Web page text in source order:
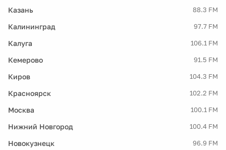
Казань 88.3 FM
Калининград 97.7 FM
Калуга 106.1 FM
Кемерово 91.5 FM
Киров 104.3 FM
Красноярск 102.2 FM
Москва 100.1 FM
Нижний Новгород 100.4 FM
Новокузнецк 96.9 FM